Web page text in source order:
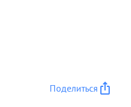
Поделиться